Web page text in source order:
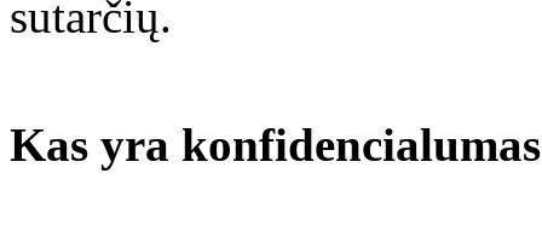
sutarčių.
Kas yra